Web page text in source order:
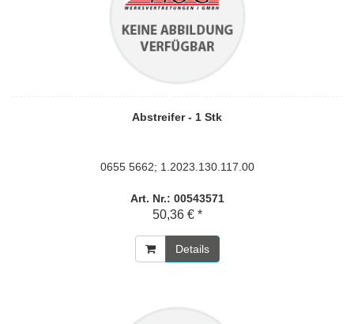
Abstreifer - 1 Stk
0655 5662; 1.2023.130.117.00
Art. Nr.: 00543571
50,36 € *
Details